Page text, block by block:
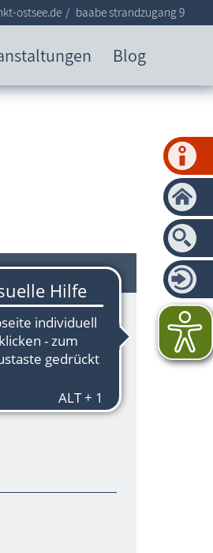
Blog
ostsee.de baabe strandzugang 9